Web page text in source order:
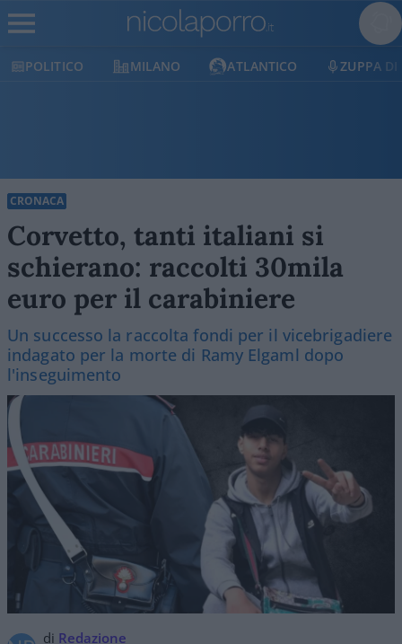
POLITICO MILANO ATLANTICO ZUPPA DI
CRONACA
Corvetto, tanti italiani si
schierano: raccolti 30mila
euro per il carabiniere
Un successo la raccolta fondi per il vicebrigadiere
indagato per la morte di Ramy Elgaml dopo
l'inseguimento
di Redazione